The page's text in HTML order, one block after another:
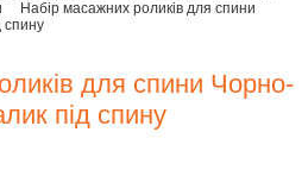
Набір масажних роликів для спини
спину
для спини Чорно-
під спину